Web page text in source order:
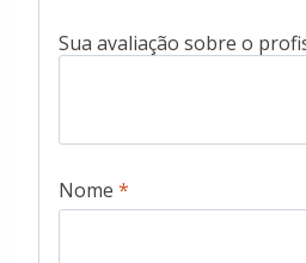
Nome *